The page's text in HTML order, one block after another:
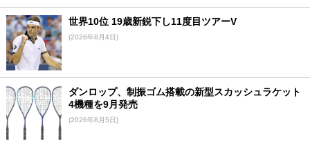
世界10位 19歳新鋭下し11度目ツアーV
(2026年8月4日)
ダンロップ、制振ゴム搭載の新型スカッシュラケット
4機種を9月発売
(2026年8月5日)